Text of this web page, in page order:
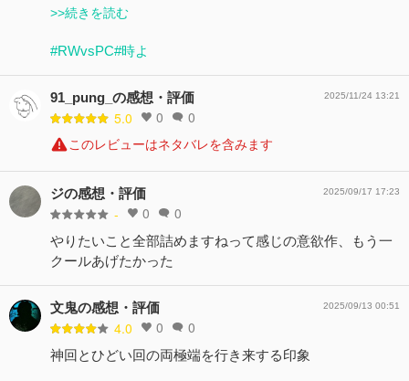
>>続きを読む
#RWvsPC#時よ
91_pung_の感想・評価
5.0 0 0
2025/11/24 13:21
このレビューはネタバレを含みます
ジの感想・評価
- 0 0
2025/09/17 17:23
やりたいこと全部詰めますねって感じの意欲作、もう一
クールあげたかった
文鬼の感想・評価
4.0 0 0
2025/09/13 00:51
神回とひどい回の両極端を行き来する印象